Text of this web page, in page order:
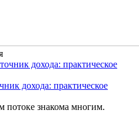
дохода: практическое
потоке знакома многим.